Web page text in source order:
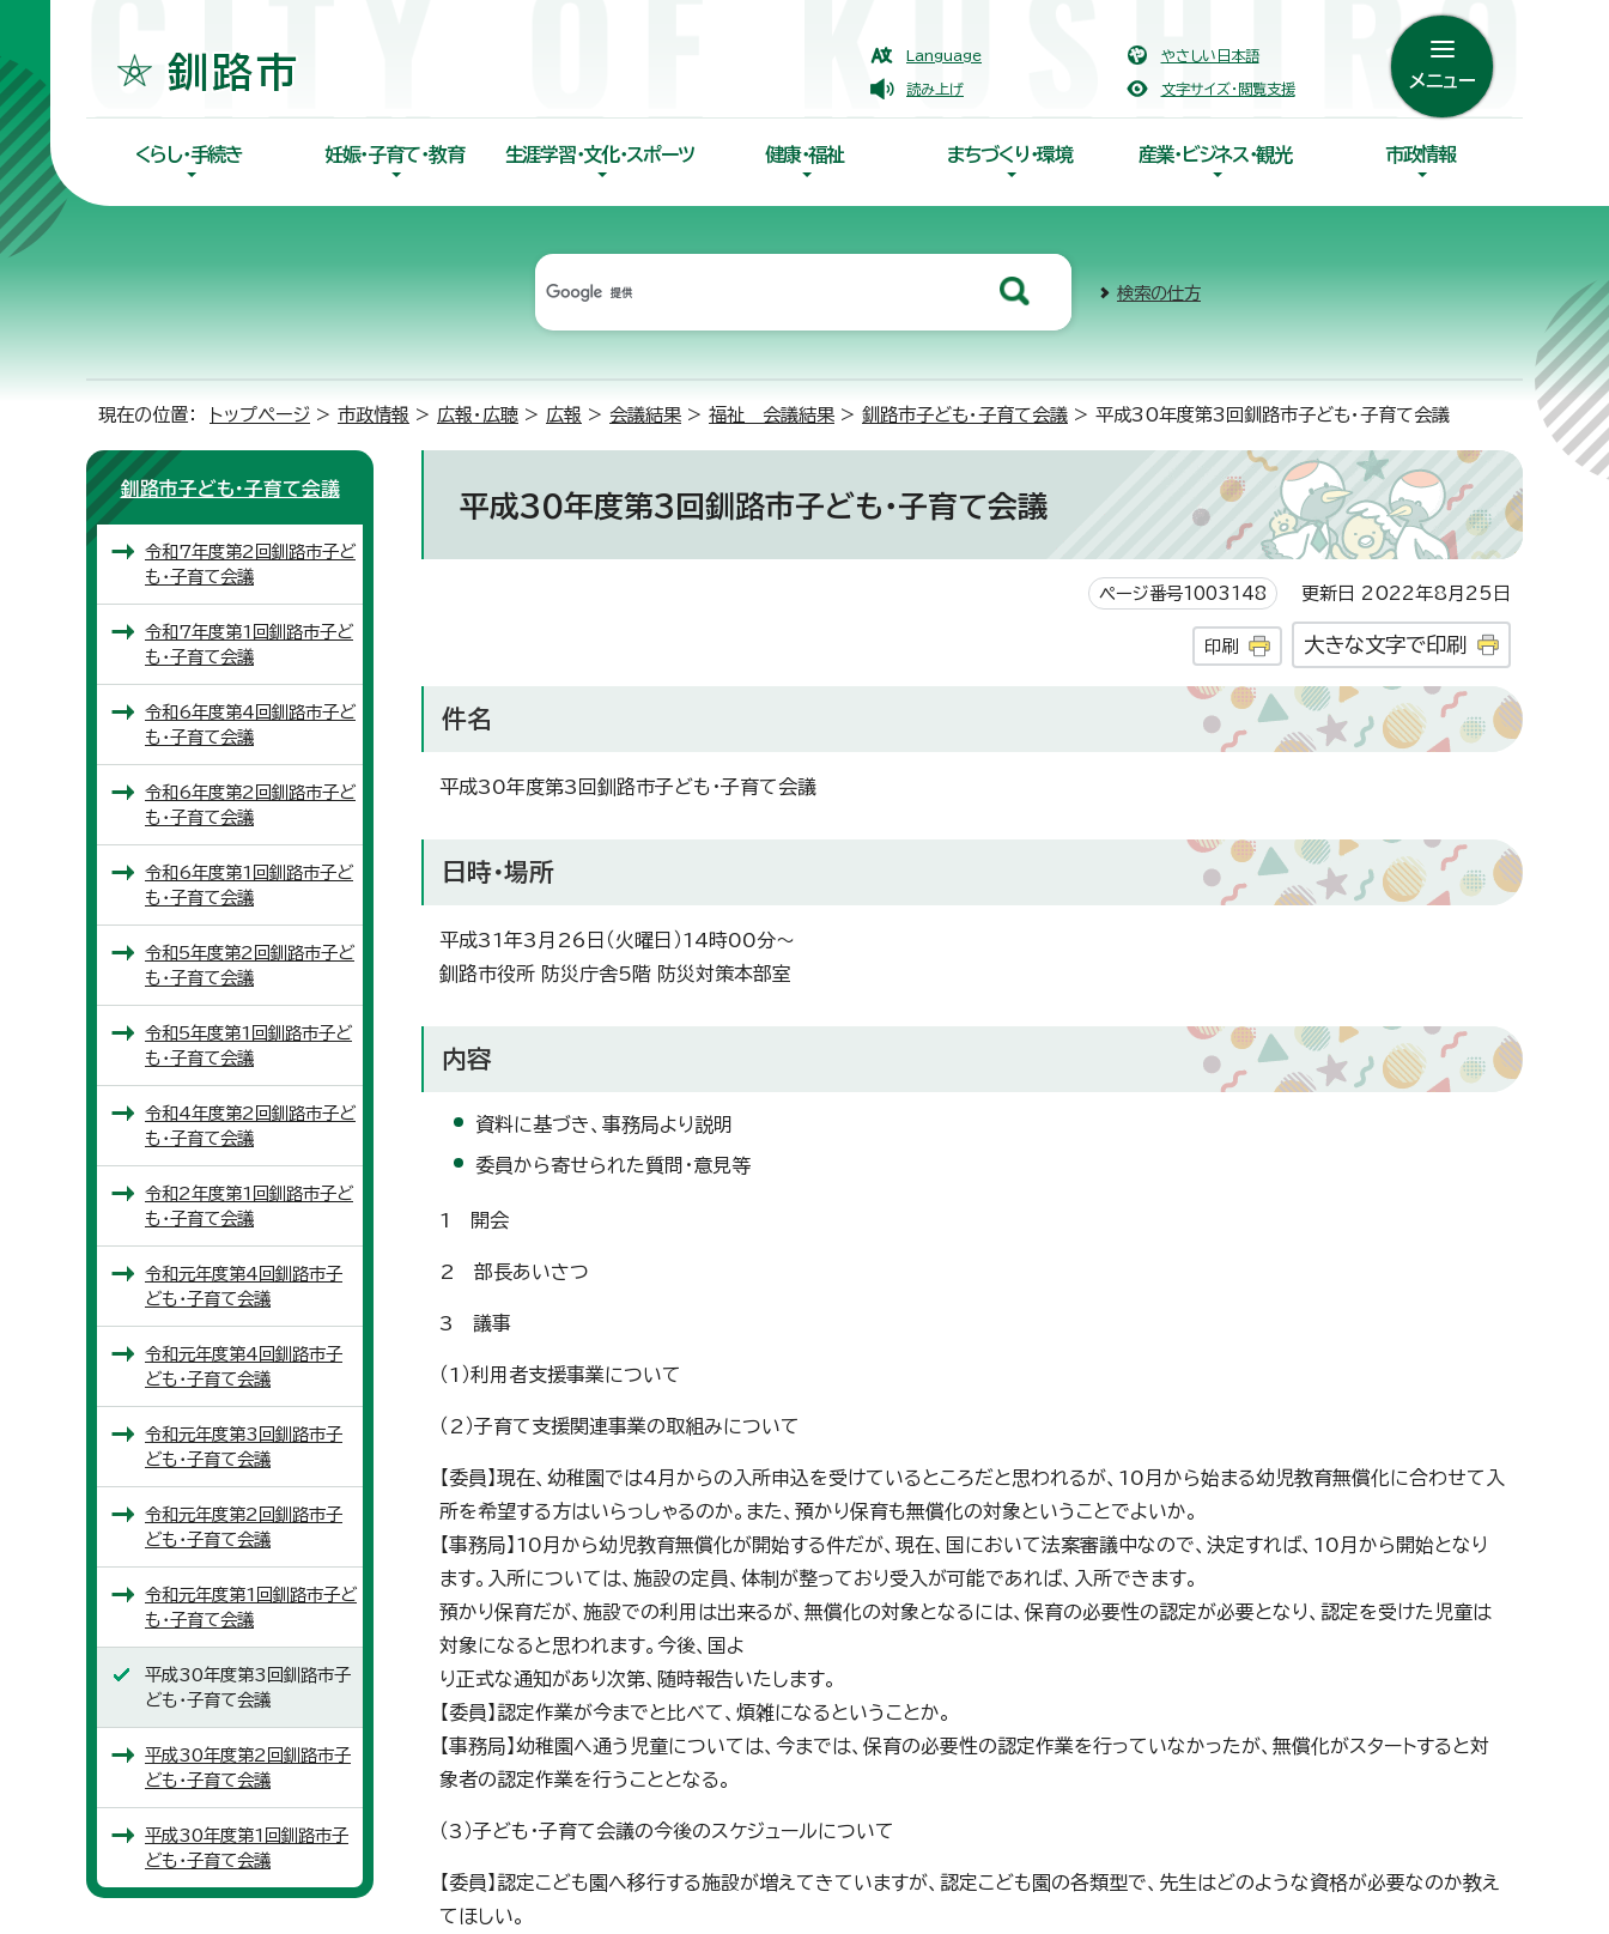
Language やさしい日本語
読み上げ 文字サイズ・閲覧支援 メニュー
くらし・手続き 妊娠・子育て・教育 生涯学習・文化・スポーツ 健康・福祉 まちづくり・環境 産業・ビジネス・観光 市政情報
検索の仕方
現在の位置： トップページ > 市政情報 > 広報・広聴 > 広報 > 会議結果 > 福祉 会議結果 > 釧路市子ども・子育て会議 > 平成30年度第3回釧路市子ども・子育て会議
平成30年度第3回釧路市子ども・子育て会議
ページ番号1003148 更新日 2022年8月25日
印刷 大きな文字で印刷
件名
平成30年度第3回釧路市子ども・子育て会議
日時・場所
平成31年3月26日（火曜日）14時00分～
釧路市役所 防災庁舎5階 防災対策本部室
内容
資料に基づき、事務局より説明
委員から寄せられた質問・意見等
1 開会
2 部長あいさつ
3 議事
（1）利用者支援事業について
（2）子育て支援関連事業の取組みについて
【委員】現在、幼稚園では4月からの入所申込を受けているところだと思われるが、10月から始まる幼児教育無償化に合わせて入
所を希望する方はいらっしゃるのか。また、預かり保育も無償化の対象ということでよいか。
【事務局】10月から幼児教育無償化が開始する件だが、現在、国において法案審議中なので、決定すれば、10月から開始となり
ます。入所については、施設の定員、体制が整っており受入が可能であれば、入所できます。
預かり保育だが、施設での利用は出来るが、無償化の対象となるには、保育の必要性の認定が必要となり、認定を受けた児童は
対象になると思われます。今後、国よ
り正式な通知があり次第、随時報告いたします。
【委員】認定作業が今までと比べて、煩雑になるということか。
【事務局】幼稚園へ通う児童については、今までは、保育の必要性の認定作業を行っていなかったが、無償化がスタートすると対
象者の認定作業を行うこととなる。
（3）子ども・子育て会議の今後のスケジュールについて
【委員】認定こども園へ移行する施設が増えてきていますが、認定こども園の各類型で、先生はどのような資格が必要なのか教え
てほしい。
釧路市子ども・子育て会議
令和7年度第2回釧路市子ど
も・子育て会議
令和7年度第1回釧路市子ど
も・子育て会議
令和6年度第4回釧路市子ど
も・子育て会議
令和6年度第2回釧路市子ど
も・子育て会議
令和6年度第1回釧路市子ど
も・子育て会議
令和5年度第2回釧路市子ど
も・子育て会議
令和5年度第1回釧路市子ど
も・子育て会議
令和4年度第2回釧路市子ど
も・子育て会議
令和2年度第1回釧路市子ど
も・子育て会議
令和元年度第4回釧路市子
ども・子育て会議
令和元年度第4回釧路市子
ども・子育て会議
令和元年度第3回釧路市子
ども・子育て会議
令和元年度第2回釧路市子
ども・子育て会議
令和元年度第1回釧路市子ど
も・子育て会議
平成30年度第3回釧路市子
ども・子育て会議
平成30年度第2回釧路市子
ども・子育て会議
平成30年度第1回釧路市子
ども・子育て会議